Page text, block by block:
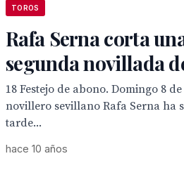
TOROS
Rafa Serna corta
segunda novillada
18 Festejo de abono. Domingo 8
novillero sevillano Rafa Serna ha
tarde...
hace 10 años